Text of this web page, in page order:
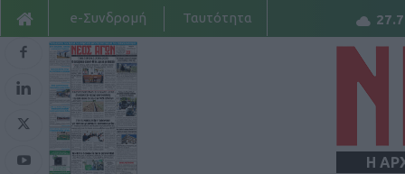
27.7
e-Συνδρομή Ταυτότητα
Η